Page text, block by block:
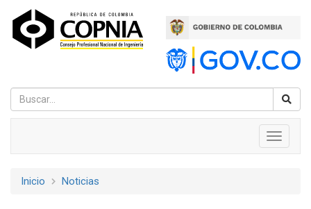
Pasar
contenido
Toggle
Inicio Noticias